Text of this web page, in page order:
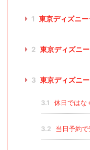
1 東京ディズニ
2 東京ディズニ
3 東京ディズニ
3.1 休日ではな
3.2 当日予約で